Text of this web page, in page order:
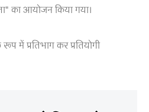
का आयोजन किया गया।
में प्रतिभाग कर प्रतियोगी